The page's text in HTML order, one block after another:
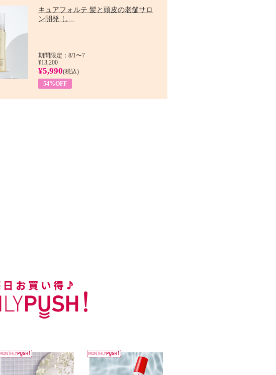
キュアフォルテ 髪と頭皮の老舗サロ
ン開発 し...
期間限定：8/1〜7
¥13,200
¥5,990(税込)
54%OFF